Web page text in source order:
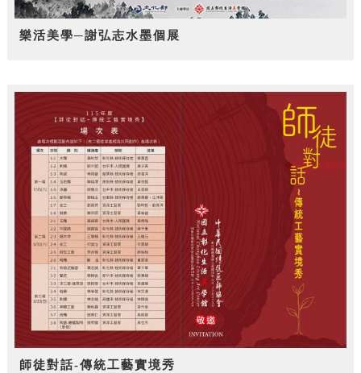
樂活美學─謝弘志水墨個展
師徒對話-傳統工藝實境秀